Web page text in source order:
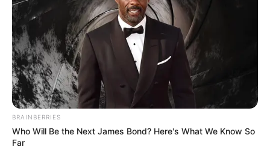
BRAINBERRIES
Who Will Be the Next James Bond? Here's What We Know So
Far